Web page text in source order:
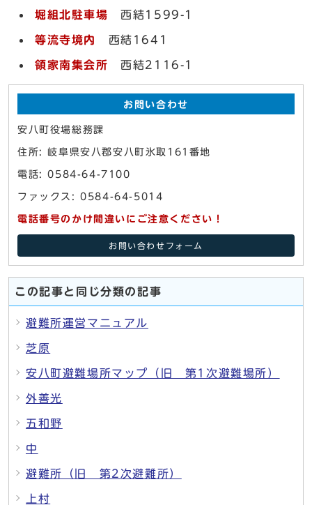
堀組北駐車場西結1599-1
等流寺境内 西結1641
領家南集会所西結2116-1
お問い合わせ
安八町役場総務課
住所: 岐阜県安八郡安八町氷取161番地
電話: 0584-64-7100
ファックス: 0584-64-5014
電話番号のかけ間違いにご注意ください！
お問い合わせフォーム
この記事と同じ分類の記事
避難所運営マニュアル
芝原
安八町避難場所マップ（旧 第1次避難場所）
外善光
五和野
中
避難所（旧 第2次避難所）
上村